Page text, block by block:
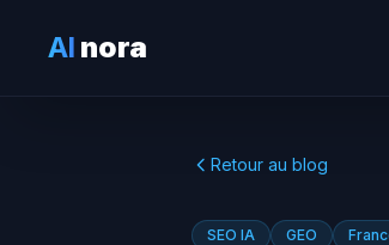
AI nora
Retour au blog
SEO IA GEO